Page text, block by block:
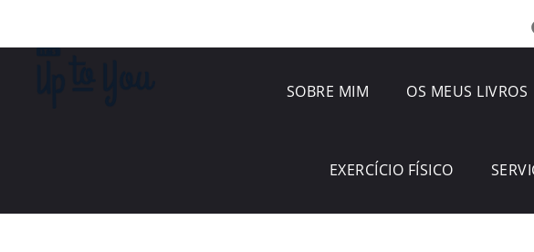
SOBRE MIM OS MEUS LIVROS
EXERCÍCIO FÍSICO